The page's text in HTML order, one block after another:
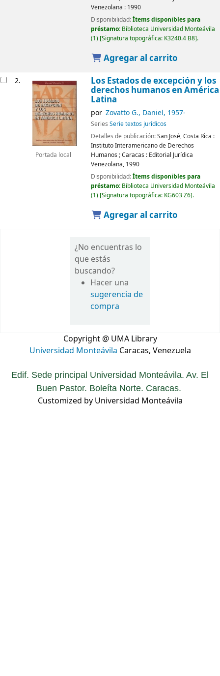
Venezolana : 1990
Disponibilidad:Ítems disponibles para
préstamo: Biblioteca Universidad Monteávila
(1) Signatura topográfica: K3240.4 B8 .
Agregar al carrito
2.
Portada local
Los Estados de excepción y los
derechos humanos en América
Latina
por Zovatto G., Daniel, 1957-
Series Serie textos jurídicos
Detalles de publicación:San José, Costa Rica :
Instituto Interamericano de Derechos
Humanos ;Caracas : Editorial Jurídica
Venezolana, 1990
Disponibilidad:Ítems disponibles para
préstamo: Biblioteca Universidad Monteávila
(1) Signatura topográfica: KG603 Z6 .
Agregar al carrito
¿No encuentras lo
que estás
buscando?
Hacer una
sugerencia de
compra
Copyright @ UMA Library
Universidad Monteávila Caracas, Venezuela
Edif. Sede principal Universidad Monteávila. Av. El
Buen Pastor. Boleíta Norte. Caracas.
Customized by Universidad Monteávila